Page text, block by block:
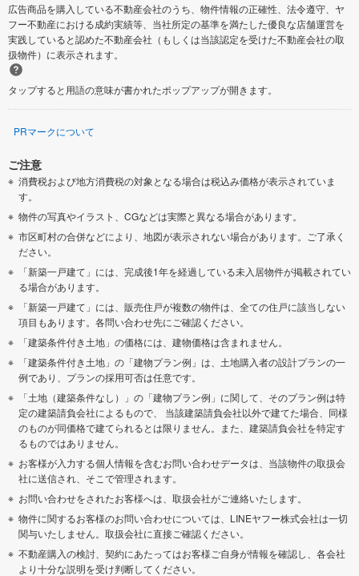
広告商品を購入している不動産会社のうち、物件情報の正確性、法令遵守、ヤ
フー不動産における成約実績等、当社所定の基準を満たした優良な店舗運営を
実践していると認めた不動産会社（もしくは当該認定を受けた不動産会社の取
扱物件）に表示されます。
タップすると用語の意味が書かれたポップアップが開きます。
PRマークについて
ご注意
消費税および地方消費税の対象となる場合は税込み価格が表示されていま
す。
物件の写真やイラスト、CGなどは実際と異なる場合があります。
市区町村の合併などにより、地図が表示されない場合があります。ご了承く
ださい。
「新築一戸建て」には、完成後1年を経過している未入居物件が掲載されてい
る場合があります。
「新築一戸建て」には、販売住戸が複数の物件は、全ての住戸に該当しない
項目もあります。各問い合わせ先にご確認ください。
「建築条件付き土地」の価格には、建物価格は含まれません。
「建築条件付き土地」の「建物プラン例」は、土地購入者の設計プランの一
例であり、プランの採用可否は任意です。
「土地（建築条件なし）」の「建物プラン例」に関して、そのプラン例は特
定の建築請負会社によるもので、 当該建築請負会社以外で建てた場合、同様
のものが同価格で建てられるとは限りません。また、建築請負会社を特定す
るものではありません。
お客様が入力する個人情報を含むお問い合わせデータは、当該物件の取扱会
社に送信され、そこで管理されます。
お問い合わせをされたお客様へは、取扱会社がご連絡いたします。
物件に関するお客様のお問い合わせについては、LINEヤフー株式会社は一切
関与いたしません。取扱会社に直接ご確認ください。
不動産購入の検討、契約にあたってはお客様ご自身が情報を確認し、各会社
より十分な説明を受け判断してください。